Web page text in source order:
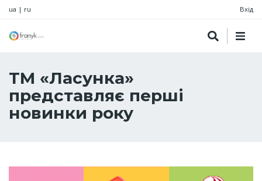
ua | ru Вхід
ТМ «Ласунка»
представляє перші
новинки року